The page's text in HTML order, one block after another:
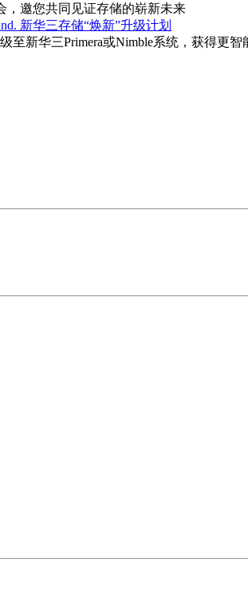
，邀您共同见证存储的崭新未来
新华三存储“焕新”升级计划
至新华三Primera或Nimble系统，获得更智